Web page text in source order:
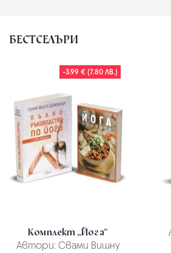
БЕСТСЕЛЪРИ
-3.99 € (7.80 ЛВ.)
Комплект „Йога“
Автори: Свами Вишну